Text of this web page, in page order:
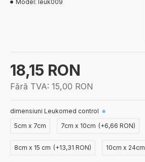
18,15 RON
Fără TVA: 15,00 RON
Model: leuk009
dimensiuni Leukomed control
5cm x 7cm
7cm x 10cm (+6,66 RON)
8cm x 15 cm (+13,31 RON) 10cm x 24cm